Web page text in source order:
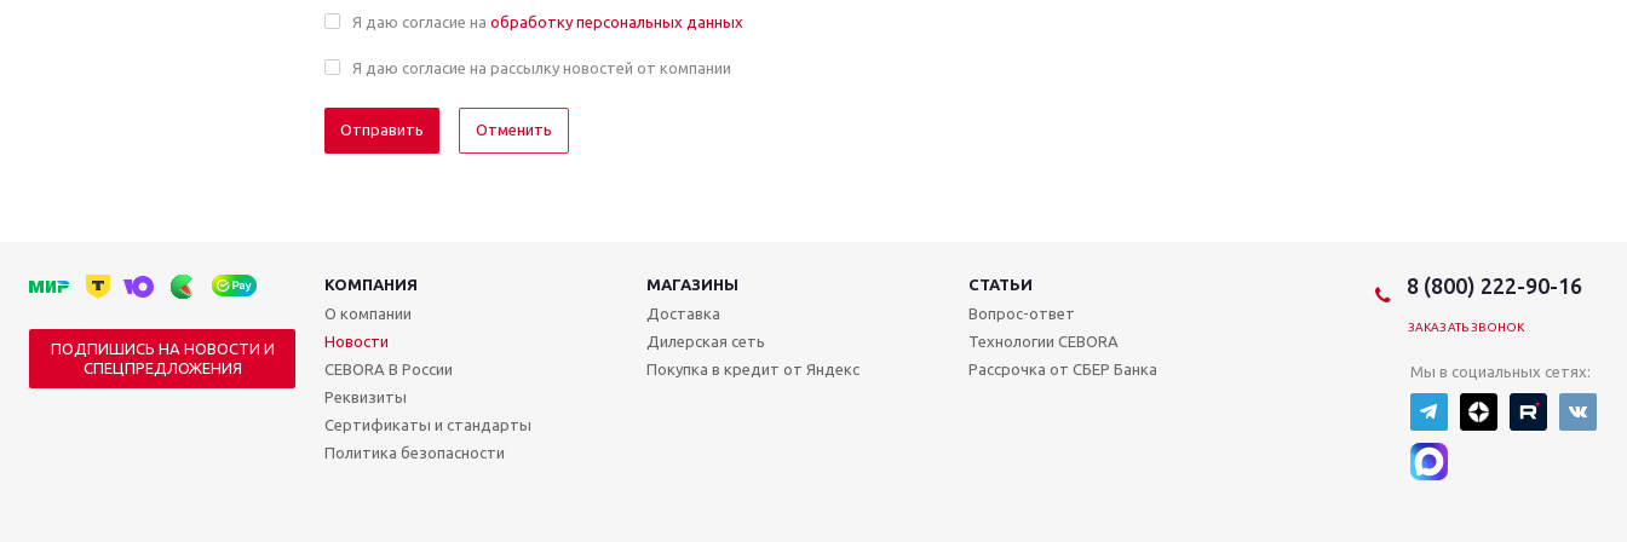
Я даю согласие на обработку персональных данных
Я даю согласие на рассылку новостей от компании
Отменить
ПОДПИШИСЬ НА НОВОСТИ И
СПЕЦПРЕДЛОЖЕНИЯ
КОМПАНИЯ МАГАЗИНЫ
СТАТЬИ
О компании
Новости
CEBORA В России
Реквизиты
Сертификаты и стандарты
Политика безопасности
Доставка
Дилерская сеть
Покупка в кредит от Яндекс
Вопрос-ответ
Технологии CEBORA
Рассрочка от СБЕР Банка
8 (800) 222-90-16
ЗАКАЗАТЬ ЗВОНОК
Мы в социальных сетях: